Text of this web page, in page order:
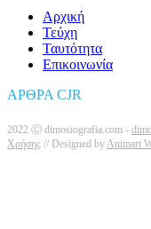
Αρχική
Τεύχη
Ταυτότητα
Επικοινωνία
ΑΡΘΡΑ CJR
2022 Ⓒ dimosiografia.com -
Χρήσης // Designed byAnimart